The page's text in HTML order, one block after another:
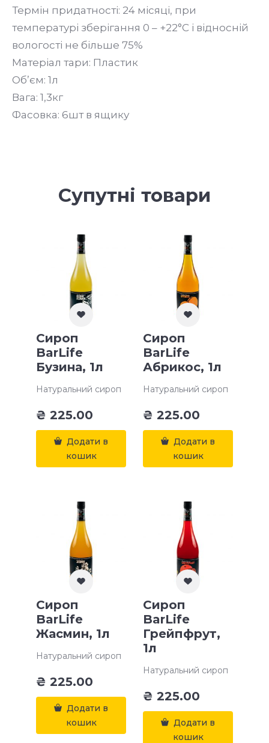
Термін придатності: 24 місяці, при
температурі зберігання 0 – +22°С і відносній
вологості не більше 75%
Матеріал тари: Пластик
Об’єм: 1л
Вага: 1,3кг
Фасовка: 6шт в ящику
Супутні товари
Сироп
BarLife
Бузина, 1л
Натуральний сироп
₴ 225.00
Додати в
кошик
Сироп
BarLife
Абрикос, 1л
Натуральний сироп
₴ 225.00
Додати в
кошик
Сироп
BarLife
Жасмин, 1л
Натуральний сироп
₴ 225.00
Додати в
кошик
Сироп
BarLife
Грейпфрут,
1л
Натуральний сироп
₴ 225.00
Додати в
кошик